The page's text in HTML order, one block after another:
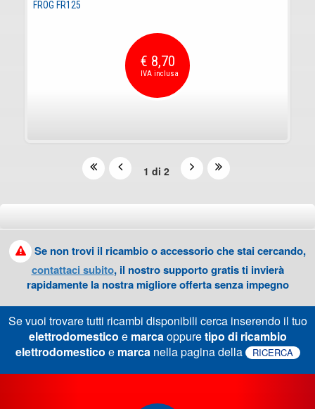
FROG FR125
€ 8,70
1 di 2
Se non trovi il ricambio o accessorio che stai cercando,
contattaci subito, il nostro supporto gratis ti invierà
rapidamente la nostra migliore offerta senza impegno
Se vuoi trovare tutti ricambi disponibili cerca inserendo il tuo
elettrodomestico e marcaoppuretipo di ricambio
elettrodomestico e marcanella pagina della RICERCA